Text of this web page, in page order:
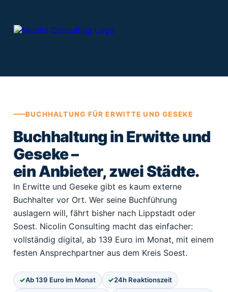
BUCHHALTUNG FÜR ERWITTE UND GESEKE
Buchhaltung in Erwitte und
Geseke –
ein Anbieter, zwei Städte.
In Erwitte und Geseke gibt es kaum externe
Buchhalter vor Ort. Wer seine Buchführung
auslagern will, fährt bisher nach Lippstadt oder
Soest. Nicolin Consulting macht das einfacher:
vollständig digital, ab 139 Euro im Monat, mit einem
festen Ansprechpartner aus dem Kreis Soest.
Ab 139 Euro im Monat 24h Reaktionszeit